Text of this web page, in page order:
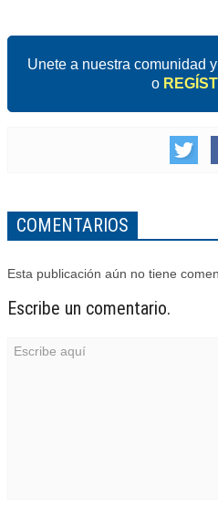
Unete a nuestra comunidad
o
COMENTARIOS
Esta publicación aún no tiene
Escribe un comentario.